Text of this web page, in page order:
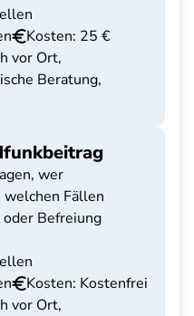
Kosten: 25 €
vor Ort,
Beratung,
wer
Fällen
Befreiung
Kosten: Kostenfrei
vor Ort,